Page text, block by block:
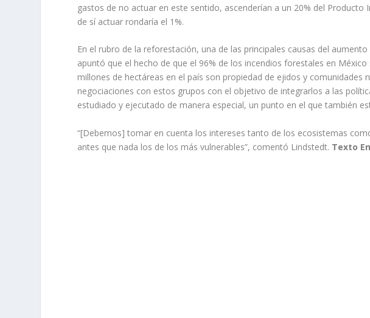
gastos de no actuar en este sentido, ascenderían a un 20% del
de sí actuar rondaría el 1%.
En el rubro de la reforestación, una de las principales causas del
apuntó que el hecho de que el 96% de los incendios forestales en
millones de hectáreas en el país son propiedad de ejidos y comunidades
negociaciones con estos grupos con el objetivo de integrarlos a las
estudiado y ejecutado de manera especial, un punto en el que también
“[Debemos] tomar en cuenta los intereses tanto de los ecosistemas
antes que nada los de los más vulnerables”, comentó Lindstedt. Texto